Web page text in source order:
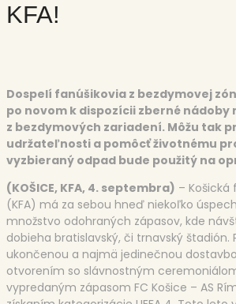
KFA!
Dospelí fanúšikovia z bezdymovej
po novom k dispozícii zberné nádoby
z bezdymových zariadení. Môžu tak
udržateľnosti a pomôcť životnému
vyzbieraný odpad bude použitý na
(KOŠICE, KFA, 4. septembra) –
(KFA) má za sebou hneď niekoľko
množstvo odohraných zápasov, kde
dobieha bratislavský, či trnavský štadión.
ukončenou a najmä jedinečnou
otvorením so slávnostným
vypredaným zápasom FC Košice – AS